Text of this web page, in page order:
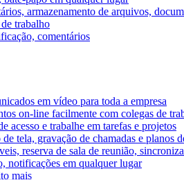
armazenamento de arquivos,
trabalho
comentários
em vídeo para toda a empresa
on-line facilmente com colegas de
acesso e trabalhe em tarefas e projetos
tela, gravação de chamadas e planos
reserva de sala de reunião,
notificações em qualquer lugar
mais